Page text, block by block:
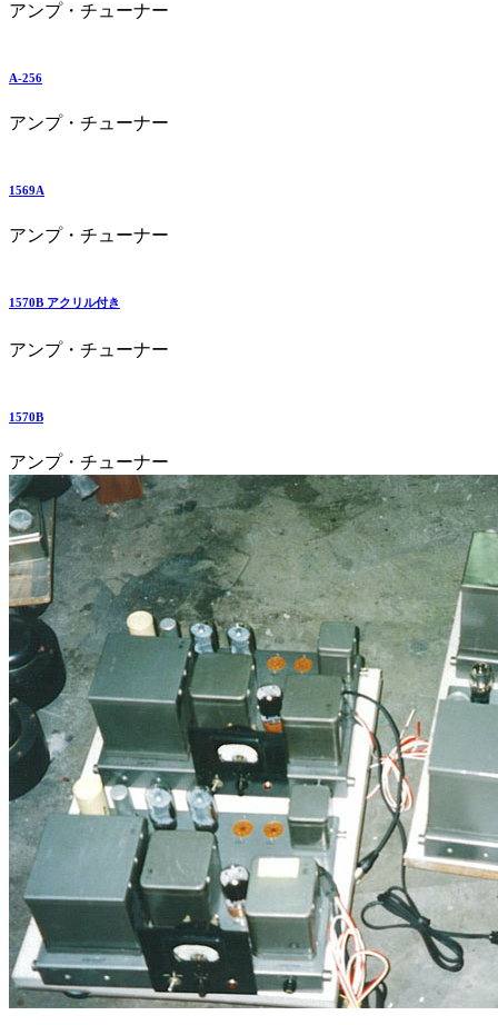
アンプ・チューナー
A-256
アンプ・チューナー
1569A
アンプ・チューナー
1570B アクリル付き
アンプ・チューナー
1570B
アンプ・チューナー